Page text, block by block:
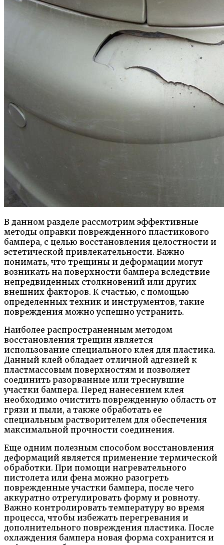
В данном разделе рассмотрим эффективные
методы оправки поврежденного пластикового
бампера, с целью восстановления целостности и
эстетической привлекательности. Важно
понимать, что трещины и деформации могут
возникать на поверхности бампера вследствие
непредвиденных столкновений или других
внешних факторов. К счастью, с помощью
определенных техник и инструментов, такие
повреждения можно успешно устранить.
Наиболее распространенным методом
восстановления трещин является
использование специального клея для пластика.
Данный клей обладает отличной адгезией к
пластмассовым поверхностям и позволяет
соединить разорванные или треснувшие
участки бампера. Перед нанесением клея
необходимо очистить поврежденную область от
грязи и пыли, а также обработать ее
специальным растворителем для обеспечения
максимальной прочности соединения.
Еще одним полезным способом восстановления
деформаций является применение термической
обработки. При помощи нагревательного
пистолета или фена можно разогреть
поврежденные участки бампера, после чего
аккуратно отрегулировать форму и ровноту.
Важно контролировать температуру во время
процесса, чтобы избежать перегревания и
дополнительного повреждения пластика. После
охлаждения бампера новая форма сохранится и